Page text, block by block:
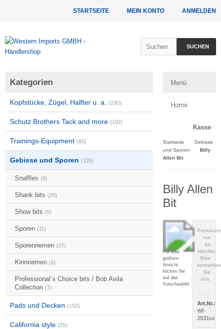
ANMELDEN
MEIN KONTO
STARTSEITE
SUCHEN
Menü
Home
Kasse
Startseite
Gebisse
und Sporen
Billy
Allen Bit
Billy Allen
Bit
Für eine
größere
Ansicht
klicken Sie
auf das
Vorschaubild
nur
für
Händler.
Bitte
Sie
uns.
Art.Nr.:
WI-
2531xx
Kategorien
Kopfstücke, Zügel, Halfter u. a. (230)
Schutz Brothers Tack and more (102)
Trainings-Equipment (65)
Gebisse und Sporen (126)
Snaffles (8)
Shank bits (20)
Show bits (5)
Sporen (11)
Sporenriemen (27)
Kinnriemen (6)
Professional´s Choice bits / Bob Avila
Collection (7)
Pads und Decken (152)
California style (25)